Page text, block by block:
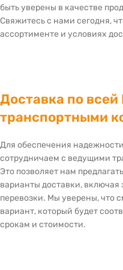
быть уверены в качестве
Свяжитесь с нами сегодня,
ассортименте и условиях
Доставка по
транспортными
Для обеспечения
сотрудничаем с ведущими
Это позволяет нам
варианты доставки,
перевозки. Мы уверены, что
вариант, который будет
срокам и стоимости.